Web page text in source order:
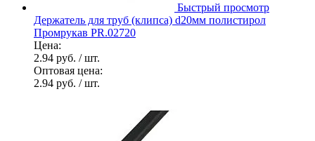
Быстрый просмотр
Держатель для труб (клипса) d20мм полистирол
Промрукав PR.02720
Цена:
2.94 руб. / шт.
Оптовая цена:
2.94 руб. / шт.